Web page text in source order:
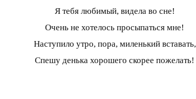
Я тебя любимый, видела во сне!
Очень не хотелось просыпаться мне!
Наступило утро, пора, миленький вставать,
Спешу денька хорошего скорее пожелать!